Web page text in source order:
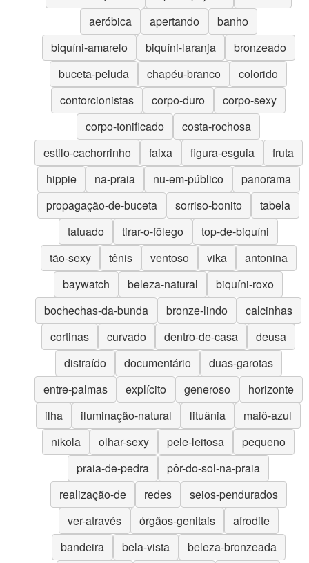
aeróbica
apertando
banho
biquíni-amarelo
biquíni-laranja
bronzeado
buceta-peluda
chapéu-branco
colorido
contorcionistas
corpo-duro
corpo-sexy
corpo-tonificado
costa-rochosa
estilo-cachorrinho
faixa figura-esguia
fruta
hippie
na-praia nu-em-público
panorama
propagação-de-buceta
sorriso-bonito
tabela
tatuado
tirar-o-fôlego
top-de-biquíni
tão-sexy
tênis ventoso vika
antonina
baywatch
beleza-natural
biquíni-roxo
bochechas-da-bunda
bronze-lindo
calcinhas
cortinas
curvado dentro-de-casa
deusa
distraído
documentário
duas-garotas
entre-palmas
explícito generoso
horizonte
ilha
iluminação-natural lituânia
maiô-azul
nikola
olhar-sexy pele-leitosa
pequeno
praia-de-pedra
pôr-do-sol-na-praia
realização-de
redes
seios-pendurados
ver-através
órgãos-genitais
afrodite
bandeira
bela-vista
beleza-bronzeada